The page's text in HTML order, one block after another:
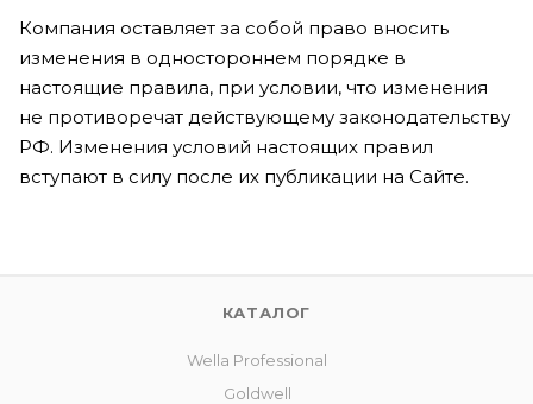
Компания оставляет за собой право вносить
изменения в одностороннем порядке в
настоящие правила, при условии, что изменения
не противоречат действующему законодательству
РФ. Изменения условий настоящих правил
вступают в силу после их публикации на Сайте.
КАТАЛОГ
Wella Professional
Goldwell